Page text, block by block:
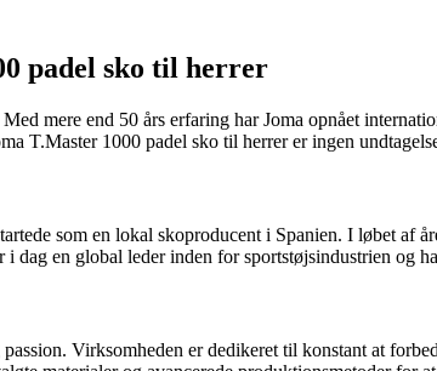
padel sko til herrer
mere end 50 års erfaring har Joma opnået
T.Master 1000 padel sko til herrer er ingen
som en lokal skoproducent i Spanien. I løbet af
dag en global leder inden for sportstøjsindustrien og
Virksomheden er dedikeret til konstant at